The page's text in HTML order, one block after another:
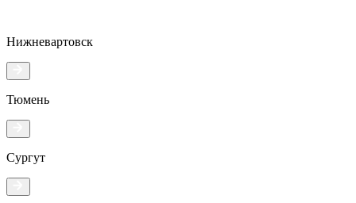
Нижневартовск
Тюмень
Сургут